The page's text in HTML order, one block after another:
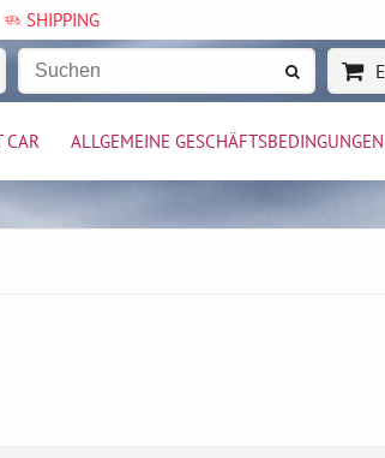
SHIPPING
CAR ALLGEMEINE GESCHÄFTSBEDINGUNGEN